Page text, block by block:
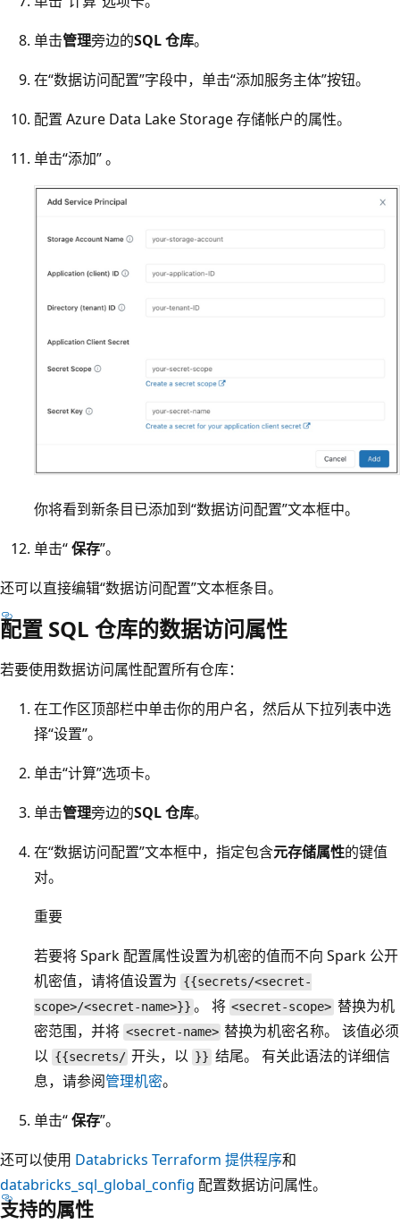
单击管理旁边的SQL 仓库。
在“数据访问配置”字段中，单击“添加服务主体”按钮。
配置 Azure Data Lake Storage 存储帐户的属性。
单击“添加” 。
你将看到新条目已添加到“数据访问配置”文本框中。
单击“保存”。
还可以直接编辑“数据访问配置”文本框条目。
配置 SQL 仓库的数据访问属性
若要使用数据访问属性配置所有仓库：
在工作区顶部栏中单击你的用户名，然后从下拉列表中选
择“设置”。
单击“计算”选项卡。
单击管理旁边的SQL 仓库。
在“数据访问配置”文本框中，指定包含元存储属性的键值
对。
重要
若要将 Spark 配置属性设置为机密的值而不向 Spark 公开
机密值，请将值设置为 {{secrets/<secret-
scope>/<secret-name>}} 。 将 <secret-scope> 替换为机
密范围，并将 <secret-name> 替换为机密名称。 该值必须
以 {{secrets/ 开头，以 }} 结尾。 有关此语法的详细信
息，请参阅管理机密。
单击“保存”。
还可以使用 Databricks Terraform 提供程序和
databricks_sql_global_config 配置数据访问属性。
支持的属性